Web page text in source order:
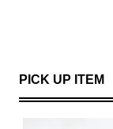
PICK UP ITEM